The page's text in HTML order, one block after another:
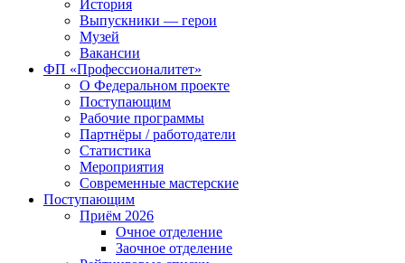
История
Выпускники — герои
Музей
Вакансии
ФП «Профессионалитет»
О Федеральном проекте
Поступающим
Рабочие программы
Партнёры / работодатели
Статистика
Мероприятия
Современные мастерские
Поступающим
Приём 2026
Очное отделение
Заочное отделение